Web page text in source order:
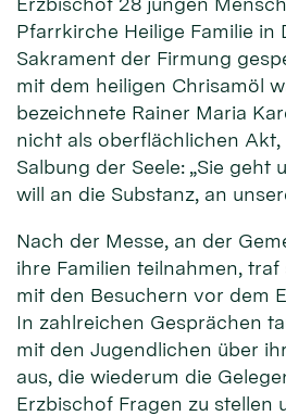
Pfarrkirche Heilige Familie in
Sakrament der Firmung
mit dem heiligen Chrisamöl
bezeichnete Rainer Maria
nicht als oberflächlichen
Salbung der Seele: „Sie geht
will an die Substanz, an
Nach der Messe, an der
ihre Familien teilnahmen,
mit den Besuchern vor dem
In zahlreichen Gesprächen
mit den Jugendlichen über
aus, die wiederum die
Erzbischof Fragen zu stellen